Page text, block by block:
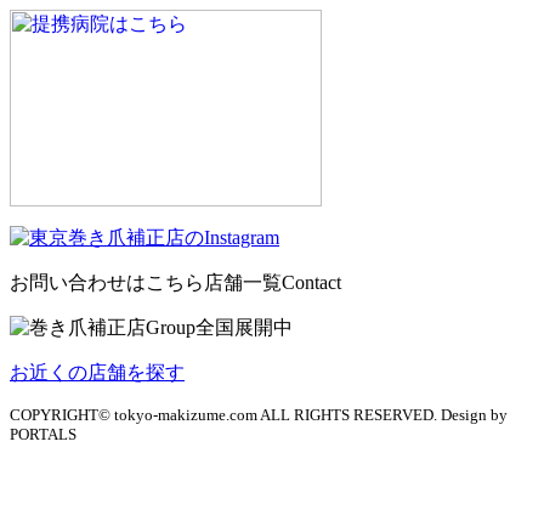
お問い合わせはこちら 店舗一覧Contact
お近くの店舗を探す
COPYRIGHT© tokyo-makizume.com ALL RIGHTS RESERVED. Design by
PORTALS